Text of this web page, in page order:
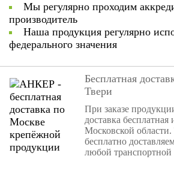
Мы регулярно проходим
производитель
Наша продукция регулярно
федерального значения
Бесплатная
Твери
При заказе
доставка бесплатная
Московской
бесплатно
любой